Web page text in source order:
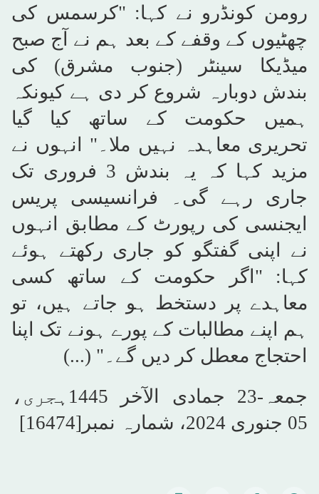
رومن کونڈرو نے کہا: "کرسمس کی
چھٹیوں کے وقفے کے بعد ہم نے آج صبح
میڈیکا سینٹر (جنوب مشرق) کی
بندش دوبارہ شروع کر دی ہے کیونکہ
ہمیں حکومت کے ساتھ کیا گیا
تحریری معاہدہ نہیں ملا۔" انہوں نے
مزید کہا کہ یہ بندش 3 فروری تک
جاری رہے گی۔ فرانسیسی پریس
ایجنسی کی رپورٹ کے مطابق انہوں
نے اپنی گفتگو کو جاری رکھتے ہوئے
کہا: "اگر حکومت کے ساتھ کسی
معاہدے پر دستخط ہو جاتے ہیں، تو
ہم اپنے مطالبات کے پورے ہونے تک اپنا
احتجاج معطل کر دیں گے۔" (...)
جمعہ-23 جمادى الآخر 1445ہجری،
05 جنوری 2024، شمارہ نمبر[16474]